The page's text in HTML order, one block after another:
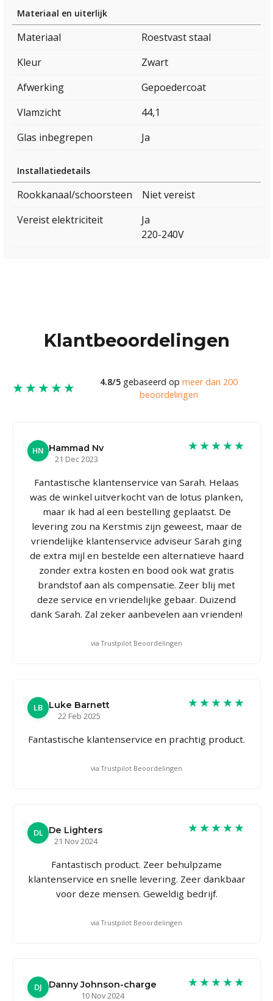
Materiaal en uiterlijk
Materiaal
Roestvast staal
Kleur
Zwart
Afwerking
Gepoedercoat
Vlamzicht
44,1
Glas inbegrepen
Ja
Installatiedetails
Rookkanaal/schoorsteen
Niet vereist
Vereist elektriciteit
Ja
220-240V
Klantbeoordelingen
★★★★★ 4.8/5gebaseerd op meer dan 200
beoordelingen
HN Hammad Nv
21 Dec 2023
★★★★★
Fantastische klantenservice van Sarah. Helaas
was de winkel uitverkocht van de lotus planken,
maar ik had al een bestelling geplaatst. De
levering zou na Kerstmis zijn geweest, maar de
vriendelijke klantenservice adviseur Sarah ging
de extra mijl en bestelde een alternatieve haard
zonder extra kosten en bood ook wat gratis
brandstof aan als compensatie. Zeer blij met
deze service en vriendelijke gebaar. Duizend
dank Sarah. Zal zeker aanbevelen aan vrienden!
via Trustpilot Beoordelingen
LB
Luke Barnett
22 Feb 2025
★★★★★
Fantastische klantenservice en prachtig product.
via Trustpilot Beoordelingen
DL De Lighters
21 Nov 2024
★★★★★
Fantastisch product. Zeer behulpzame
klantenservice en snelle levering. Zeer dankbaar
voor deze mensen. Geweldig bedrijf.
via Trustpilot Beoordelingen
DJ
Danny Johnson-charge
10 Nov 2024
★★★★★